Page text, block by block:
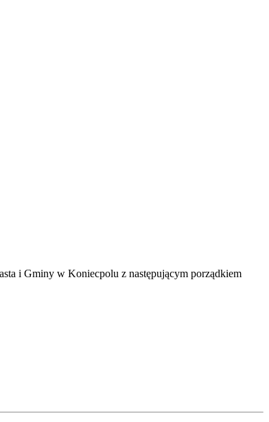
i Gminy w Koniecpolu z następującym porządkiem